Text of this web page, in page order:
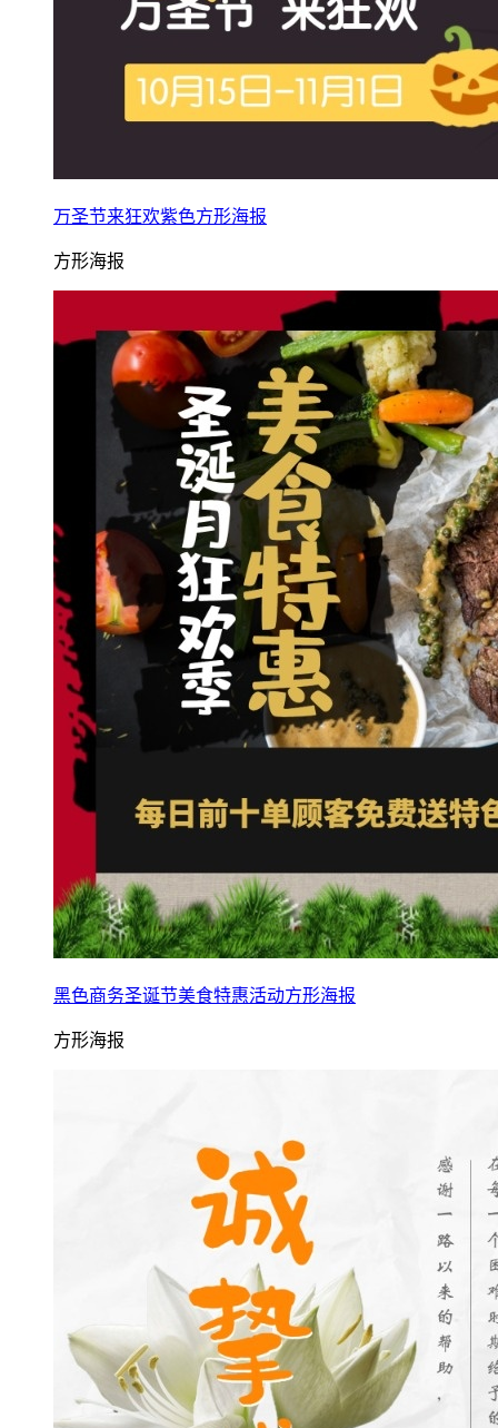
万圣节来狂欢紫色方形海报
方形海报
黑色商务圣诞节美食特惠活动方形海报
方形海报